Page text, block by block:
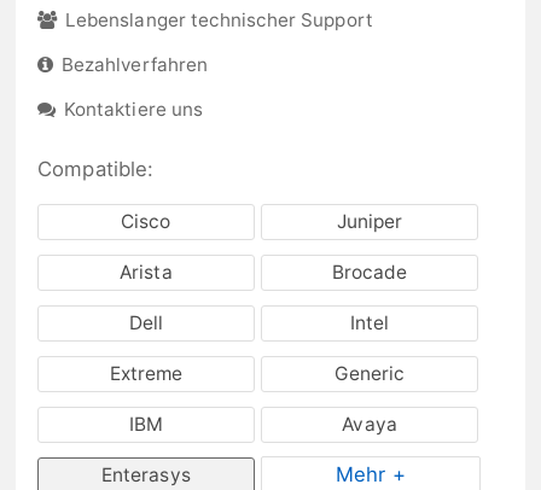
Lebenslanger technischer Support
Bezahlverfahren
Kontaktiere uns
Compatible:
Cisco Juniper
Arista Brocade
Dell Intel
Extreme Generic
IBM Avaya
Enterasys Mehr +